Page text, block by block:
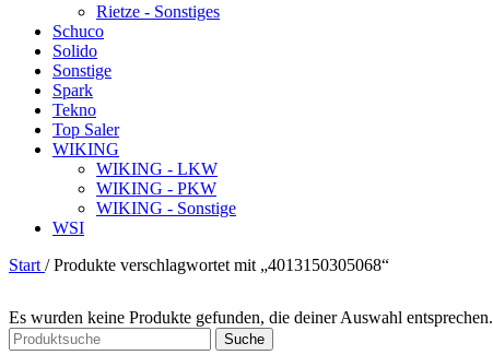
Rietze - Sonstiges
Schuco
Solido
Sonstige
Spark
Tekno
Top Saler
WIKING
WIKING - LKW
WIKING - PKW
WIKING - Sonstige
WSI
Start / Produkte verschlagwortet mit „4013150305068“
Es wurden keine Produkte gefunden, die deiner Auswahl entsprechen.
Suche